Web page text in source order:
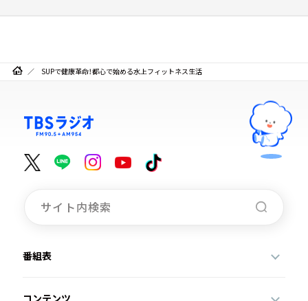
SUPで健康革命！都心で始める水上フィットネス生活
番組表
コンテンツ